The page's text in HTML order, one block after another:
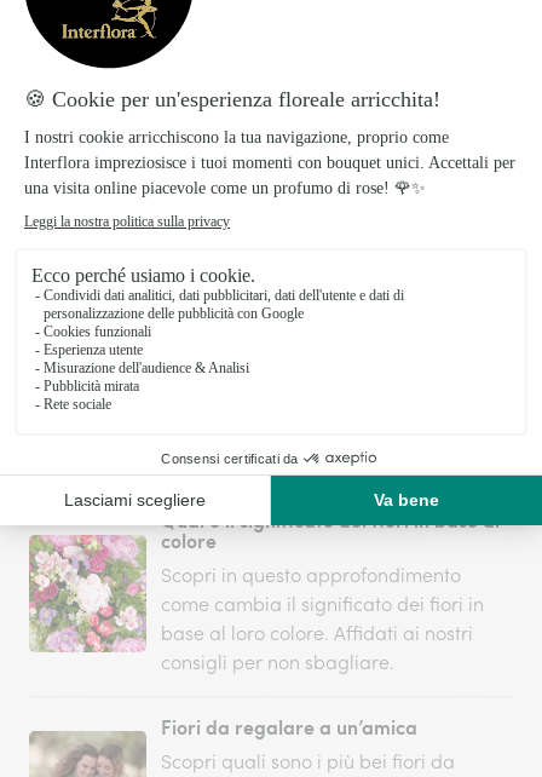
I migliori fiori per ogni destinatario: come scegliere il
Il linguaggio dei Fiori
Scopri qual'è il significato di ogni fiore e
arricchisci il tuo gesto con un valore
Regalare fiori: frasi da scrivere nel
La consegna di fiori è un gesto che
frasi da scrivere nel biglietto.
Qual è il significato dei fiori in base al
colore
Scopri in questo approfondimento
come cambia il significato dei fiori in
base al loro colore. Affidati ai nostri
consigli per non sbagliare.
Fiori da regalare a un’amica
Scopri quali sono i più bei fiori da